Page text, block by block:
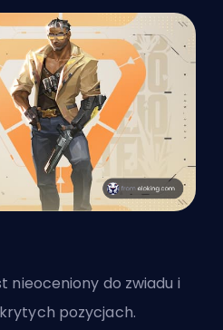
nieoceniony do zwiadu i
pozycjach.